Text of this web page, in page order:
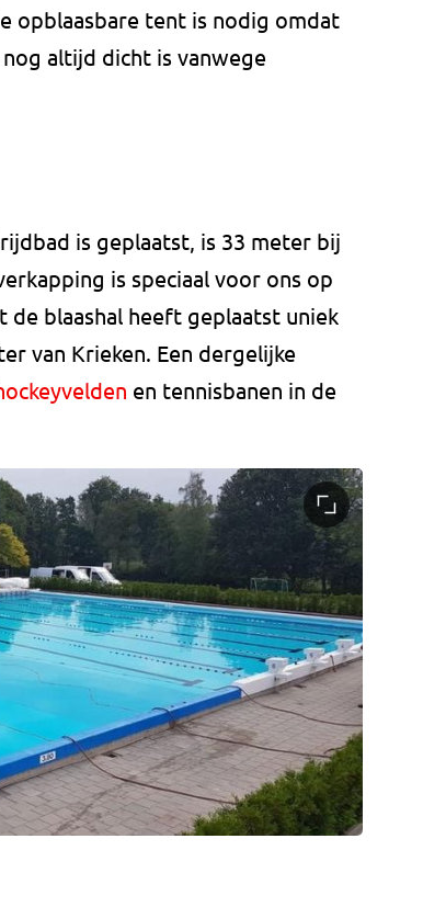
opblaasbare tent is nodig omdat
altijd dicht is vanwege
is geplaatst, is 33 meter bij
is speciaal voor ons op
blaashal heeft geplaatst uniek
van Krieken. Een dergelijke
en tennisbanen in de